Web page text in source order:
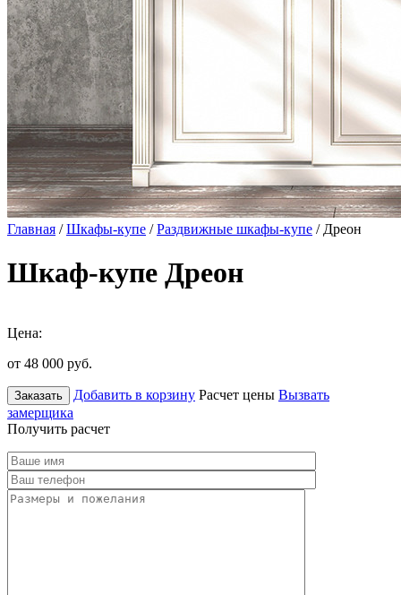
Главная /Шкафы-купе /Раздвижные шкафы-купе / Дреон
Шкаф-купе Дреон
Цена:
от 48 000 руб.
Заказать Добавить в корзину Расчет цены Вызвать
замерщика
Получить расчет